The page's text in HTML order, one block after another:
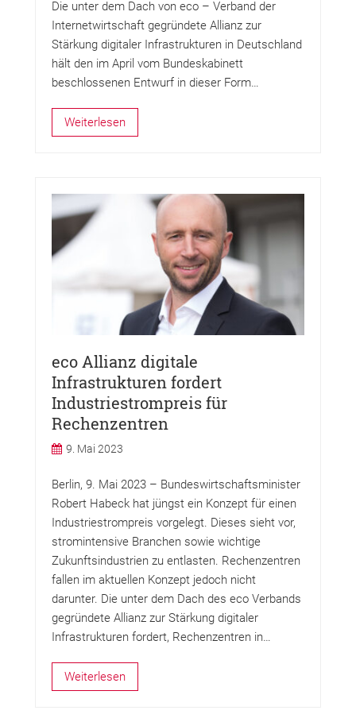
Die unter dem Dach von eco – Verband der
Internetwirtschaft gegründete Allianz zur
Stärkung digitaler Infrastrukturen in Deutschland
hält den im April vom Bundeskabinett
beschlossenen Entwurf in dieser Form…
Weiterlesen
eco Allianz digitale
Infrastrukturen fordert
Industriestrompreis für
Rechenzentren
9. Mai 2023
Berlin, 9. Mai 2023 – Bundeswirtschaftsminister
Robert Habeck hat jüngst ein Konzept für einen
Industriestrompreis vorgelegt. Dieses sieht vor,
stromintensive Branchen sowie wichtige
Zukunftsindustrien zu entlasten. Rechenzentren
fallen im aktuellen Konzept jedoch nicht
darunter. Die unter dem Dach des eco Verbands
gegründete Allianz zur Stärkung digitaler
Infrastrukturen fordert, Rechenzentren in…
Weiterlesen